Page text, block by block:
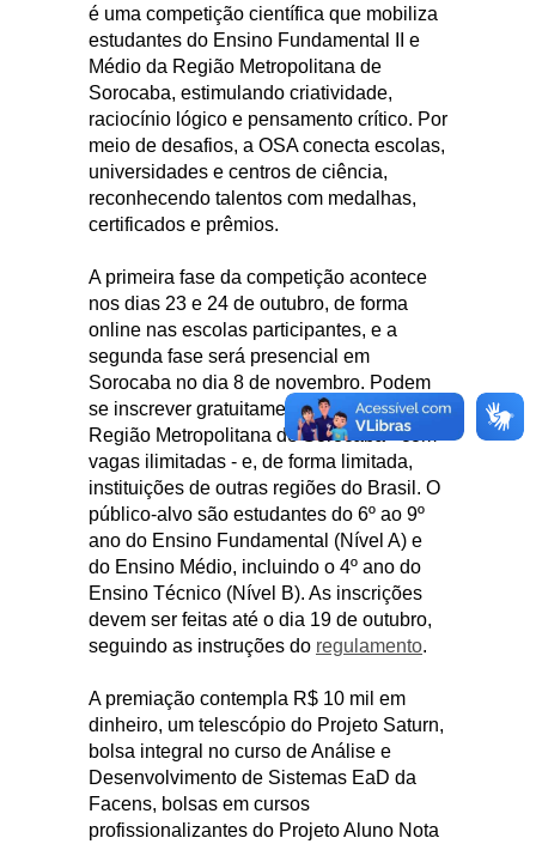
é uma competição científica que mobiliza
estudantes do Ensino Fundamental II e
Médio da Região Metropolitana de
Sorocaba, estimulando criatividade,
raciocínio lógico e pensamento crítico. Por
meio de desafios, a OSA conecta escolas,
universidades e centros de ciência,
reconhecendo talentos com medalhas,
certificados e prêmios.
A primeira fase da competição acontece
nos dias 23 e 24 de outubro, de forma
online nas escolas participantes, e a
segunda fase será presencial em
Sorocaba no dia 8 de novembro. Podem
se inscrever gratuitamente escolas da
Região Metropolitana de Sorocaba - com
vagas ilimitadas - e, de forma limitada,
instituições de outras regiões do Brasil. O
público-alvo são estudantes do 6º ao 9º
ano do Ensino Fundamental (Nível A) e
do Ensino Médio, incluindo o 4º ano do
Ensino Técnico (Nível B). As inscrições
devem ser feitas até o dia 19 de outubro,
seguindo as instruções do regulamento.
A premiação contempla R$ 10 mil em
dinheiro, um telescópio do Projeto Saturn,
bolsa integral no curso de Análise e
Desenvolvimento de Sistemas EaD da
Facens, bolsas em cursos
profissionalizantes do Projeto Aluno Nota